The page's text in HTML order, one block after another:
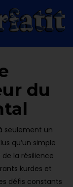
du
seulement un
qu’un simple
la résilience
kurdes et
défis constants